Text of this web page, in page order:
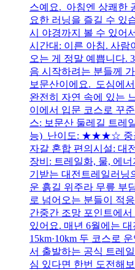
스예요. 아침엔 상쾌한
요한 러닝을 즐길 수 있
시 야경까지 볼 수 있어
시간대: 이른 아침. 사람
오는 게 정말 예쁩니다.
음 시작하려는 분들께
보문산이에요. 도심에
완전히 자연 속에 있는
이에서 입문 코스로 꾸
스: 보문산 둘레길 트레
능) 난이도: ★★★☆ 중급
자갈 혼합 편의시설: 대
장비: 트레일화, 물, 에
기받는 대전트레일러닝
운 흙길 위주라 무릎 부
로 넘어오는 분들이 적
간중간 조망 포인트에
있어요. 매년 6월에는
15km·10km 두 코스로
서 출발하는 공식 트레
심 있다면 한번 도전해